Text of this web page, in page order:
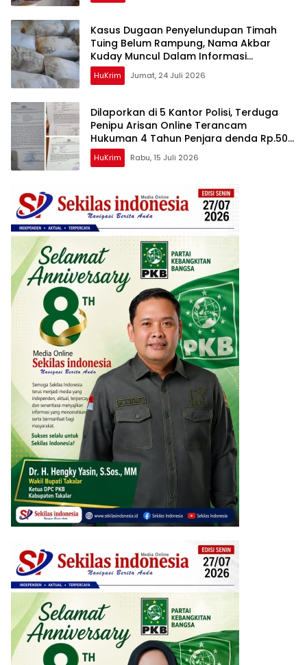
Kasus Dugaan Penyelundupan Timah
Tuing Belum Rampung, Nama Akbar
Kuday Muncul Dalam Informasi
Penyidikan
HuKrim Jumat, 24 Juli 2026
Dilaporkan di 5 Kantor Polisi, Terduga
Penipu Arisan Online Terancam
Hukuman 4 Tahun Penjara denda Rp.500
Juta
HuKrim Rabu, 15 Juli 2026